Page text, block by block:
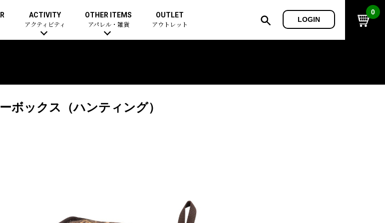
ACTIVITY
アクティビティ
OTHER ITEMS
アパレル・雑貨
OUTLET
アウトレット
LOGIN
0
ボックス（ハンティング）